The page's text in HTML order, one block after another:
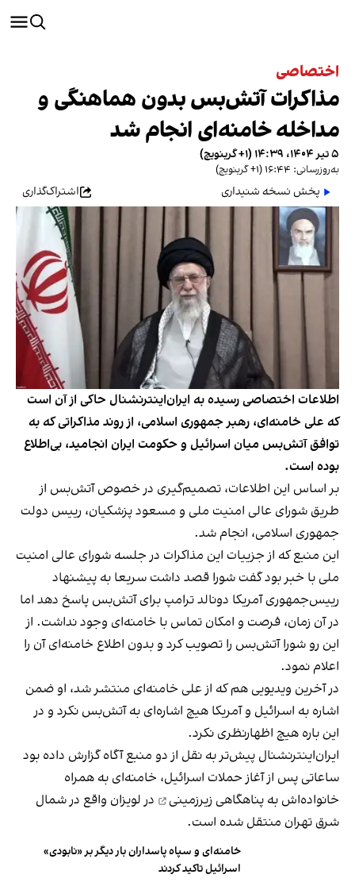
اختصاصی
مذاکرات آتش‌بس بدون هماهنگی و
مداخله خامنه‌ای انجام شد
۵ تیر ۱۴۰۴، ۱۴:۳۹ (‎+۱ گرینویچ)
به‌روزرسانی: ۱۶:۴۴ (‎+۱ گرینویچ)
پخش نسخه شنیداری اشتراک‌گذاری
اطلاعات اختصاصی رسیده به ایران‌اینترنشنال حاکی از آن است
که علی خامنه‌ای، رهبر جمهوری اسلامی، از روند مذاکراتی که به
توافق آتش‌بس میان اسرائیل و حکومت ایران انجامید، بی‌اطلاع
بوده است.
بر اساس این اطلاعات، تصمیم‌گیری در خصوص آتش‌بس از
طریق شورای عالی امنیت ملی و مسعود پزشکیان، رییس دولت
جمهوری اسلامی، انجام شد.
این منبع که از جزییات این مذاکرات در جلسه شورای عالی امنیت
ملی با خبر بود گفت شورا قصد داشت سریعا به پیشنهاد
رییس‌جمهوری آمریکا دونالد ترامپ برای آتش‌بس پاسخ دهد اما
در آن زمان، فرصت و امکان تماس با خامنه‌ای وجود نداشت. از
این رو شورا آتش‌بس را تصویب کرد و بدون اطلاع خامنه‌ای آن را
اعلام نمود.
در آخرین ویدیویی هم که از علی خامنه‌ای منتشر شد، او ضمن
اشاره به اسرائیل و آمریکا هیچ اشاره‌ای به آتش‌بس نکرد و در
این باره هیچ اظهارنظری نکرد.
ایران‌اینترنشنال پیش‌تر به نقل از دو منبع آگاه گزارش داده بود
ساعاتی پس از آغاز حملات اسرائیل، خامنه‌ای به همراه
خانواده‌اش به پناهگاهی زیرزمینی
در لویزان واقع در شمال
شرق تهران منتقل شده است.
خامنه‌ای و سپاه پاسداران بار دیگر بر «نابودی»
اسرائیل تاکید کردند